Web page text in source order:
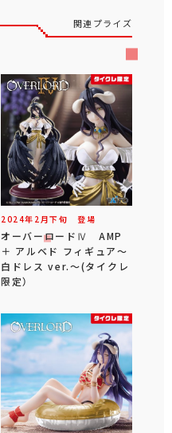
関連プライズ
2024年 2 月下旬 登場
オーバーロードⅣ AMP
＋ アルベド フィギュア～
白ドレス ver.～(タイクレ
限定）